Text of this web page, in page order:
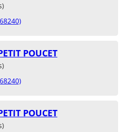
POUCET
POUCET